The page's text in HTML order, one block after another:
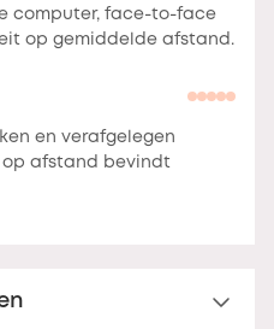
computer, face-to-face
op gemiddelde afstand.
en verafgelegen
afstand bevindt